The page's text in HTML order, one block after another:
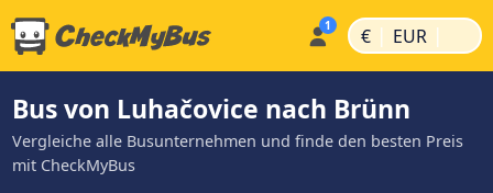
€ | EUR |
Bus von Luhačovice nach Brünn
Vergleiche alle Busunternehmen und finde den besten Preis
mit CheckMyBus